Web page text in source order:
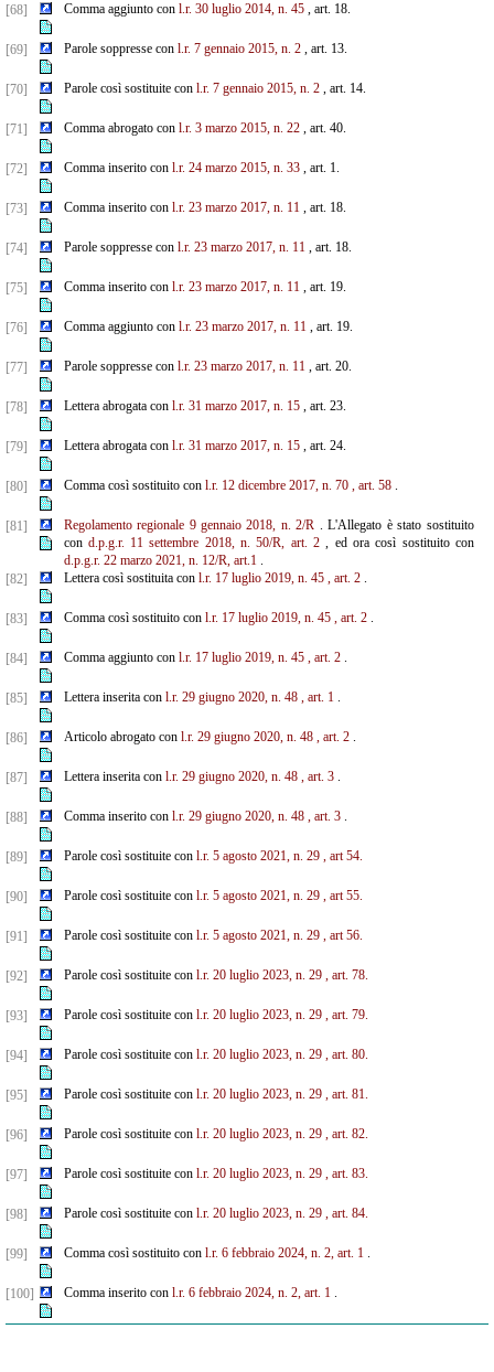
[68] Comma aggiunto con l.r. 30 luglio 2014, n. 45, art. 18.
[69] Parole soppresse con l.r. 7 gennaio 2015, n. 2, art. 13.
[70] Parole così sostituite con l.r. 7 gennaio 2015, n. 2, art. 14.
[71] Comma abrogato con l.r. 3 marzo 2015, n. 22, art. 40.
[72] Comma inserito con l.r. 24 marzo 2015, n. 33, art. 1.
[73] Comma inserito con l.r. 23 marzo 2017, n. 11, art. 18.
[74] Parole soppresse con l.r. 23 marzo 2017, n. 11, art. 18.
[75] Comma inserito con l.r. 23 marzo 2017, n. 11, art. 19.
[76] Comma aggiunto con l.r. 23 marzo 2017, n. 11, art. 19.
[77] Parole soppresse con l.r. 23 marzo 2017, n. 11, art. 20.
[78] Lettera abrogata con l.r. 31 marzo 2017, n. 15, art. 23.
[79] Lettera abrogata con l.r. 31 marzo 2017, n. 15, art. 24.
[80] Comma così sostituito con l.r. 12 dicembre 2017, n. 70 , art. 58.
[81] Regolamento regionale 9 gennaio 2018, n. 2/R . L'Allegato è stato sostituito
con d.p.g.r. 11 settembre 2018, n. 50/R, art. 2 , ed ora così sostituito con
d.p.g.r. 22 marzo 2021, n. 12/R, art.1.
[82]
Lettera così sostituita con l.r. 17 luglio 2019, n. 45 , art. 2.
[83] Comma così sostituito con l.r. 17 luglio 2019, n. 45 , art. 2.
[84] Comma aggiunto con l.r. 17 luglio 2019, n. 45 , art. 2.
[85] Lettera inserita con l.r. 29 giugno 2020, n. 48 , art. 1.
[86] Articolo abrogato con l.r. 29 giugno 2020, n. 48 , art. 2.
[87] Lettera inserita con l.r. 29 giugno 2020, n. 48 , art. 3.
[88] Comma inserito con l.r. 29 giugno 2020, n. 48 , art. 3.
[89] Parole così sostituite con l.r. 5 agosto 2021, n. 29 , art 54.
[90] Parole così sostituite con l.r. 5 agosto 2021, n. 29 , art 55.
[91] Parole così sostituite con l.r. 5 agosto 2021, n. 29 , art 56.
[92] Parole così sostituite con l.r. 20 luglio 2023, n. 29 , art. 78.
[93] Parole così sostituite con l.r. 20 luglio 2023, n. 29 , art. 79.
[94] Parole così sostituite con l.r. 20 luglio 2023, n. 29 , art. 80.
[95] Parole così sostituite con l.r. 20 luglio 2023, n. 29 , art. 81.
[96] Parole così sostituite con l.r. 20 luglio 2023, n. 29 , art. 82.
[97] Parole così sostituite con l.r. 20 luglio 2023, n. 29 , art. 83.
[98] Parole così sostituite con l.r. 20 luglio 2023, n. 29 , art. 84.
[99] Comma così sostituito con l.r. 6 febbraio 2024, n. 2, art. 1.
[100] Comma inserito con l.r. 6 febbraio 2024, n. 2, art. 1.